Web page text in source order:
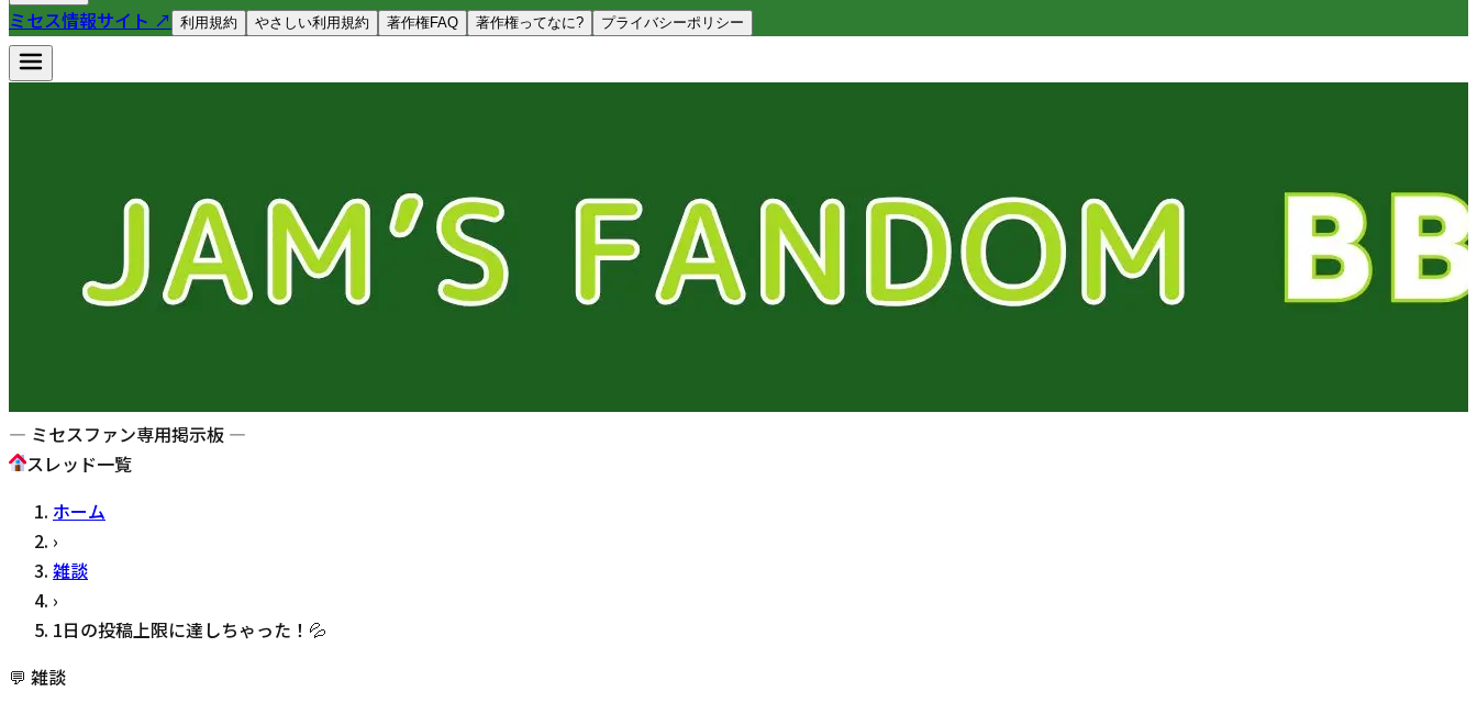
ミセス情報サイト ↗ 利用規約 やさしい利用規約 著作権FAQ 著作権ってなに? プライバシーポリシー
— ミセスファン専用掲示板 —
スレッド一覧
ホーム
›
雑談
›
1日の投稿上限に達しちゃった！💦
💬 雑談